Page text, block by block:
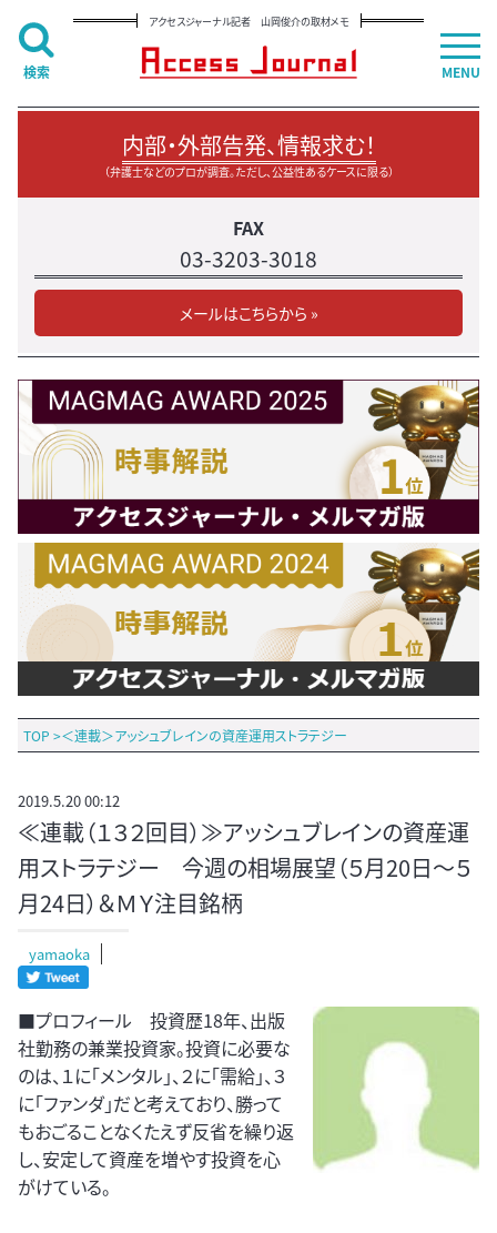
アクセスジャーナル記者 山岡俊介の取材メモ
内部・外部告発、情報求む！
（弁護士などのプロが調査。ただし、公益性あるケースに限る）
FAX
03-3203-3018
メールはこちらから »
TOP >＜連載＞アッシュブレインの資産運用ストラテジー
2019.5.20 00:12
≪連載（１３２回目）≫アッシュブレインの資産運
用ストラテジー 今週の相場展望（５月20日～５
月24日）＆ＭＹ注目銘柄
yamaoka
■プロフィール 投資歴18年、出版
社勤務の兼業投資家。投資に必要な
のは、１に「メンタル」、２に「需給」、３
に「ファンダ」だと考えており、勝って
もおごることなくたえず反省を繰り返
し、安定して資産を増やす投資を心
がけている。
MENU
検索